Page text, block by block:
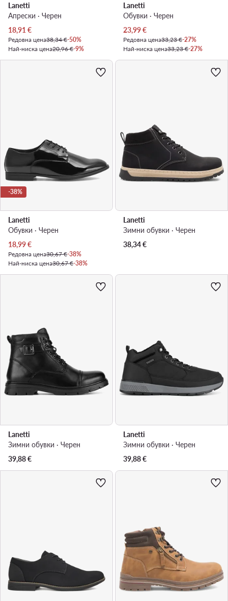
Lanetti
Апрески · Черен
Актуална цена
18,91 €
Редовна цена38,34 €-50%
Най-ниска цена20,96 €-9%
Lanetti
Обувки · Черен
Актуална цена
23,99€
Редовна цена33,23 €-27%
Най-ниска цена33,23 €-27%
-38%
Lanetti
Обувки · Черен
Актуална цена
18,99€
Редовна цена30,67 €-38%
Най-ниска цена30,67 €-38%
Lanetti
Зимни обувки · Черен
38,34€
Lanetti
Зимни обувки · Черен
39,88€
Lanetti
Зимни обувки · Черен
39,88€